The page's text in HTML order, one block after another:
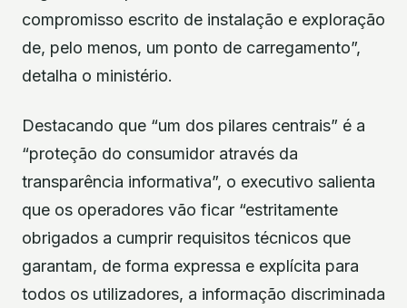
compromisso escrito de instalação e exploração
de, pelo menos, um ponto de carregamento”,
detalha o ministério.
Destacando que “um dos pilares centrais” é a
“proteção do consumidor através da
transparência informativa”, o executivo salienta
que os operadores vão ficar “estritamente
obrigados a cumprir requisitos técnicos que
garantam, de forma expressa e explícita para
todos os utilizadores, a informação discriminada